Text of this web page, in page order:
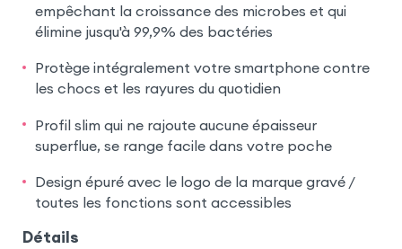
empêchant la croissance des microbes et qui
élimine jusqu'à 99,9% des bactéries
Protège intégralement votre smartphone contre
les chocs et les rayures du quotidien
Profil slim qui ne rajoute aucune épaisseur
superflue, se range facile dans votre poche
Design épuré avec le logo de la marque gravé /
toutes les fonctions sont accessibles
Détails